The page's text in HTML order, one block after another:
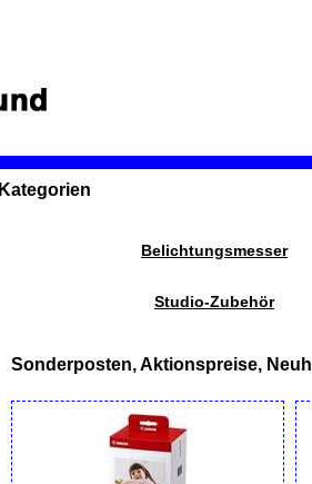
Kategorien
Belichtungsmesser
Studio-Zubehör
Sonderposten, Aktionspreise,